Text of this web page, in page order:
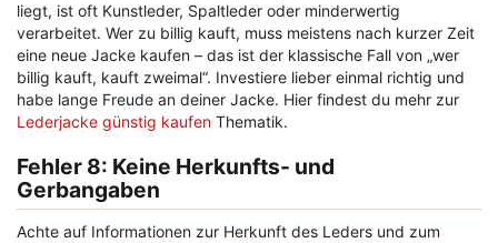
liegt, ist oft Kunstleder, Spaltleder oder minderwertig
verarbeitet. Wer zu billig kauft, muss meistens nach kurzer Zeit
eine neue Jacke kaufen – das ist der klassische Fall von „wer
billig kauft, kauft zweimal“. Investiere lieber einmal richtig und
habe lange Freude an deiner Jacke. Hier findest du mehr zur
Lederjacke günstig kaufen Thematik.
Fehler 8: Keine Herkunfts- und
Gerbangaben
Achte auf Informationen zur Herkunft des Leders und zum